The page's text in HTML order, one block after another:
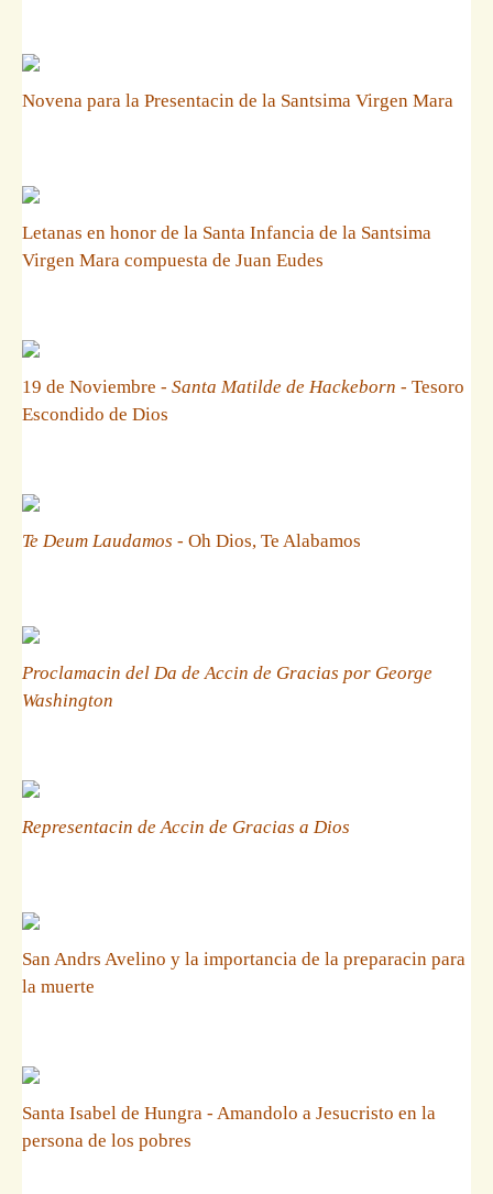
Novena para la Presentacin de la Santsima Virgen Mara
Letanas en honor de la Santa Infancia de la Santsima
Virgen Mara compuesta de Juan Eudes
19 de Noviembre - Santa Matilde de Hackeborn - Tesoro
Escondido de Dios
Te Deum Laudamos - Oh Dios, Te Alabamos
Proclamacin del Da de Accin de Gracias por George
Washington
Representacin de Accin de Gracias a Dios
San Andrs Avelino y la importancia de la preparacin para
la muerte
Santa Isabel de Hungra - Amandolo a Jesucristo en la
persona de los pobres